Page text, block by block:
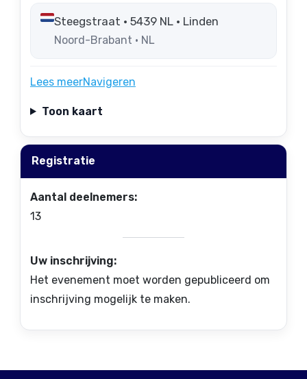
Steegstraat • 5439 NL • Linden
Noord-Brabant • NL
Lees meerNavigeren
Toon kaart
Registratie
Aantal deelnemers:
13
Uw inschrijving:
Het evenement moet worden gepubliceerd om
inschrijving mogelijk te maken.